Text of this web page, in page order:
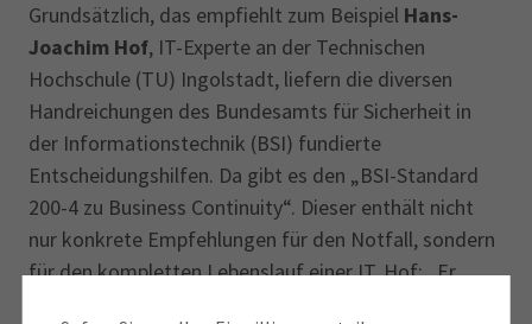
Grundsätzlich, das empfiehlt zum Beispiel Hans-
Joachim Hof, IT-Experte an der Technischen
Hochschule (TU) Ingolstadt, liefern die diversen
Handreichungen des Bundesamts für Sicherheit in
der Informationstechnik (BSI) fundierte
Entscheidungshilfen. Da gibt es den „BSI-Standard
200-4 zu Business Continuity“. Dieser enthält nicht
nur konkrete Empfehlungen für den Notfall, sondern
für den kompletten Lebenslauf einer IT. Hof: „Er